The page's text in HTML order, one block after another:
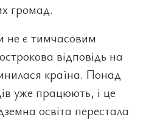
громад.
не є тимчасовим
відповідь на
країна. Понад
уже працюють, і це
освіта перестала